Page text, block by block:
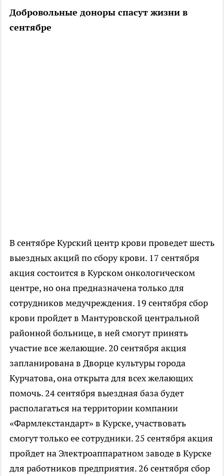
Добровольные доноры спасут жизни в
сентябре
В сентябре Курский центр крови проведет шесть
выездных акций по сбору крови. 17 сентября
акция состоится в Курском онкологическом
центре, но она предназначена только для
сотрудников медучреждения. 19 сентября сбор
крови пройдет в Мантуровской центральной
районной больнице, в ней смогут принять
участие все желающие. 20 сентября акция
запланирована в Дворце культуры города
Курчатова, она открыта для всех желающих
помочь. 24 сентября выездная база будет
располагаться на территории компании
«Фармлекстандарт» в Курске, участвовать
смогут только ее сотрудники. 25 сентября акция
пройдет на Электроаппаратном заводе в Курске
для работников предприятия. 26 сентября сбор